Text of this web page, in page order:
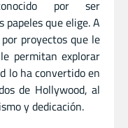
por ser
que elige. A
proyectos que le
permitan explorar
lo ha convertido en
de Hollywood, al
y dedicación.